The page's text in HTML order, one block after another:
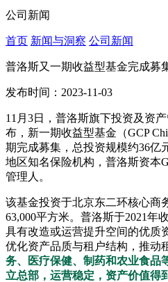
公司新闻
首页 新闻与洞察 公司新闻
普洛斯又一期收益型基金完成募
发布时间：2023-11-03
11月3日，普洛斯旗下投资及资
布，新一期收益型基金（GCP
期完成募集，总投资规模约36亿
地区知名保险机构，普洛斯资本
管理人。
该基金投资于北京东二环核心商
63,000平方米。普洛斯于2021年
具有改造或运营提升空间的优质
优化资产品质与租户结构，推动
务、医疗保健、制药和农业食品
立总部，运营稳定，资产价值得